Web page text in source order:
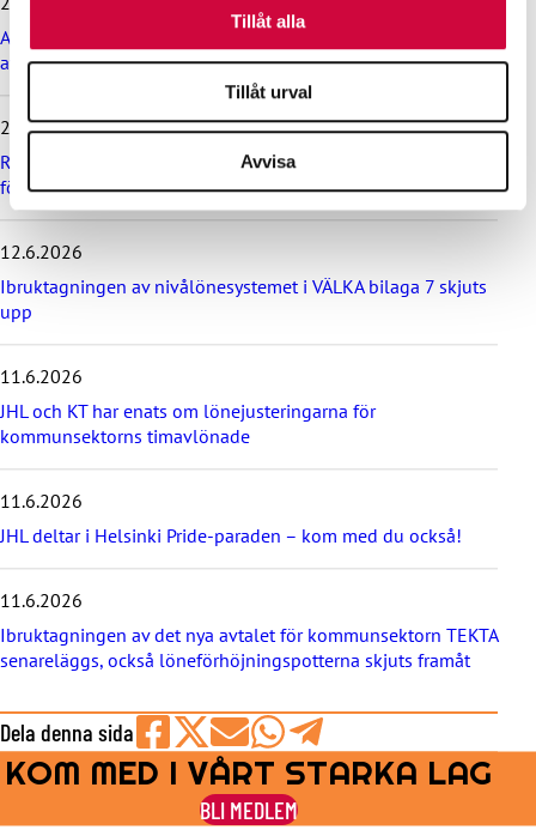
Tillåt alla
Tillåt urval
Avvisa
p
a
ö
r
d
e
n
a
s
e
n
y
h
e
t
e
n
a
Arbetsdomstolen dömde Helsingfors stad till böter på grund
av brott mot kollektivavtal
24.6.2026
Rekommendation till kommuner, välfärdsområden och KT:s
företag om lönebetalning och beredskap under drönarhot
12.6.2026
Ibruktagningen av nivålönesystemet i VÄLKA bilaga 7 skjuts
upp
11.6.2026
JHL och KT har enats om lönejusteringarna för
kommunsektorns timavlönade
11.6.2026
JHL deltar i Helsinki Pride-paraden – kom med du också!
11.6.2026
Ibruktagningen av det nya avtalet för kommunsektorn TEKTA
senareläggs, också löneförhöjningspotterna skjuts framåt
Dela denna sida
Share
on
Facebook
Share
on
Share
by
E-
Share
on
WhatsApp
Share
on
Telegram
KOM MED I VÅRT STARKA LAG
BLI MEDLEM